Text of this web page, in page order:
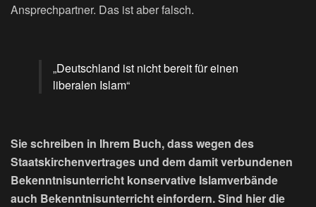
Ansprechpartner. Das ist aber falsch.
„Deutschland ist nicht bereit für einen
liberalen Islam“
Sie schreiben in Ihrem Buch, dass wegen des
Staatskirchenvertrages und dem damit verbundenen
Bekenntnisunterricht konservative Islamverbände
auch Bekenntnisunterricht einfordern. Sind hier die